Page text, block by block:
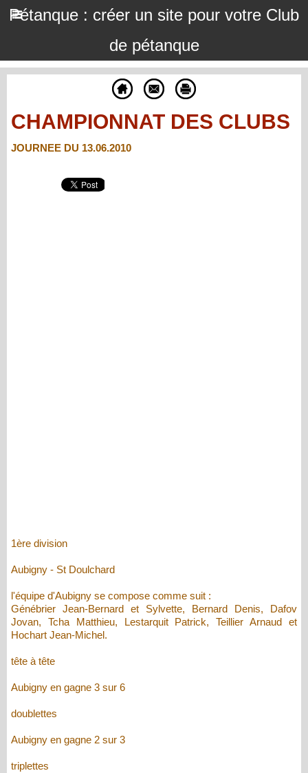
Pétanque : créer un site pour votre Club
de pétanque
CHAMPIONNAT DES CLUBS
JOURNEE DU 13.06.2010
1ère division
Aubigny - St Doulchard
l'équipe d'Aubigny se compose comme suit :
Génébrier Jean-Bernard et Sylvette, Bernard Denis, Dafov
Jovan, Tcha Matthieu, Lestarquit Patrick, Teillier Arnaud et
Hochart Jean-Michel.
tête à tête
Aubigny en gagne 3 sur 6
doublettes
Aubigny en gagne 2 sur 3
triplettes